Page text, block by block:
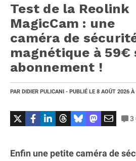
Test de la Reolink
MagicCam : une
caméra de
magnétique à 59€
abonnement !
PAR DIDIER PULICANI - PUBLIÉ LE 8 AOÛT 2026 À
3
Enfin une petite caméra de